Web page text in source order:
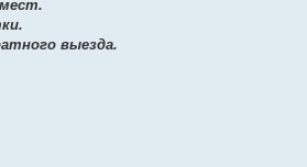
выезда.